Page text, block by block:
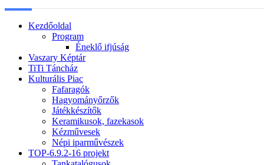
Kezdőoldal
Program
Éneklő ifjúság
Vaszary Képtár
TiTi Táncház
Kulturális Piac
Fafaragók
Hagyományőrzők
Játékkészítők
Keramikusok, fazekasok
Kézművesek
Népi iparművészek
TOP-6.9.2-16 projekt